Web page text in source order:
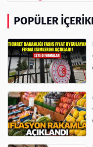
POPÜLER